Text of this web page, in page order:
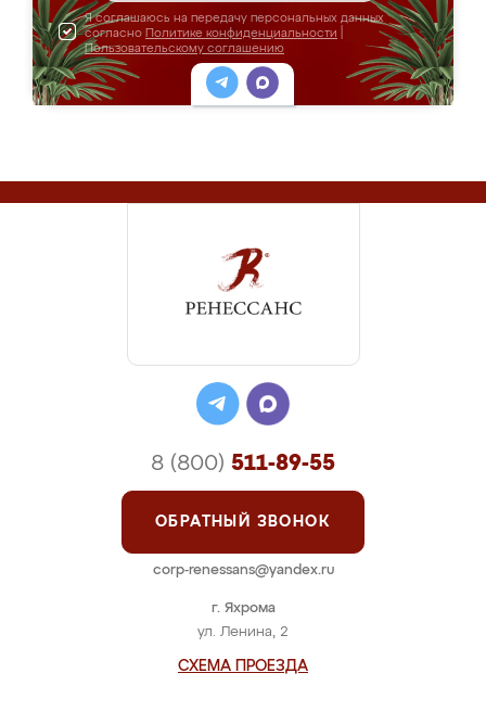
Я соглашаюсь на передачу персональных данных
согласно Политике конфиденциальности
Пользовательскому соглашению
г. Яхрома
ул. Ленина, 2
СХЕМА ПРОЕЗДА
8 (800) 511-89-55
ОБРАТНЫЙ ЗВОНОК
corp-renessans@yandex.ru